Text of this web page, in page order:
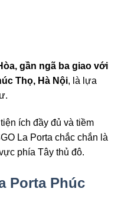
gần ngã ba giao với
Thọ, Hà Nội, là lựa
ích đầy đủ và tiềm
La Porta chắc chắn là
phía Tây thủ đô.
Porta Phúc